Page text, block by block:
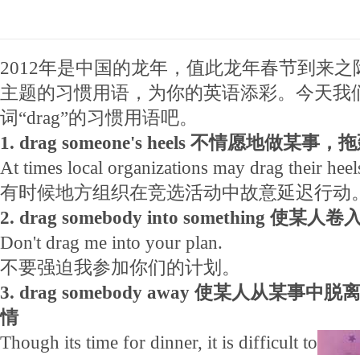
2012年是中国的龙年，值此龙年春节到来之
主题的习惯用语，为你的英语添彩。今天我
词“drag”的习惯用语吧。
1. drag someone's heels 不情愿地做某事，
At times local organizations may drag their
有时候地方组织在竞选活动中故意延迟行动
2. drag somebody into something 使某人卷
Don't drag me into your plan.
不要强迫我参加你们的计划。
3. drag somebody away 使某人从某事中脱
情
Though its time for dinner, it is difficult to